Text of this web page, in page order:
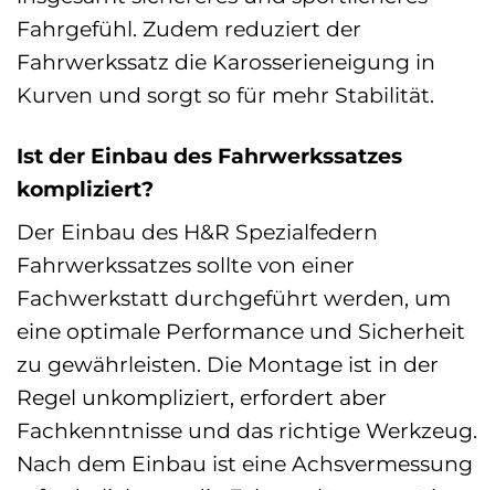
Fahrgefühl. Zudem reduziert der
Fahrwerkssatz die Karosserieneigung in
Kurven und sorgt so für mehr Stabilität.
Ist der Einbau des Fahrwerkssatzes
kompliziert?
Der Einbau des H&R Spezialfedern
Fahrwerkssatzes sollte von einer
Fachwerkstatt durchgeführt werden, um
eine optimale Performance und Sicherheit
zu gewährleisten. Die Montage ist in der
Regel unkompliziert, erfordert aber
Fachkenntnisse und das richtige Werkzeug.
Nach dem Einbau ist eine Achsvermessung